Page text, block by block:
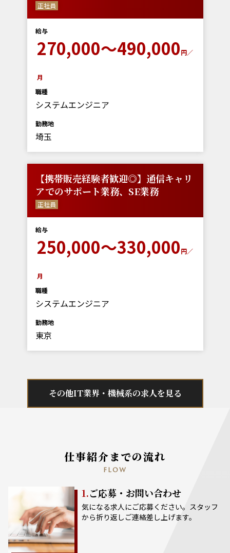
正社員
給与
270,000～490,000円／
月
職種
システムエンジニア
勤務地
埼玉
【携帯販売経験者歓迎◎】通信キャリ
アでのサポート業務、SE業務
正社員
給与
250,000～330,000円／
月
職種
システムエンジニア
勤務地
東京
その他IT業界・機械系の求人を見る
仕事紹介までの流れ
FLOW
1.ご応募・お問い合わせ
気になる求人にご応募ください。スタッフ
から折り返しご連絡差し上げます。